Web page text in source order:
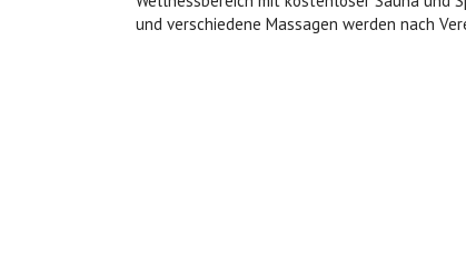
und verschiedene Massagen werden nach